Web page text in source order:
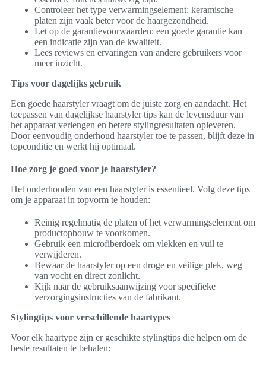
Controleer het type verwarmingselement: keramische
platen zijn vaak beter voor de haargezondheid.
Let op de garantievoorwaarden: een goede garantie kan
een indicatie zijn van de kwaliteit.
Lees reviews en ervaringen van andere gebruikers voor
meer inzicht.
Tips voor dagelijks gebruik
Een goede haarstyler vraagt om de juiste zorg en aandacht. Het
toepassen van dagelijkse haarstyler tips kan de levensduur van
het apparaat verlengen en betere stylingresultaten opleveren.
Door eenvoudig onderhoud haarstyler toe te passen, blijft deze in
topconditie en werkt hij optimaal.
Hoe zorg je goed voor je haarstyler?
Het onderhouden van een haarstyler is essentieel. Volg deze tips
om je apparaat in topvorm te houden:
Reinig regelmatig de platen of het verwarmingselement om
productopbouw te voorkomen.
Gebruik een microfiberdoek om vlekken en vuil te
verwijderen.
Bewaar de haarstyler op een droge en veilige plek, weg
van vocht en direct zonlicht.
Kijk naar de gebruiksaanwijzing voor specifieke
verzorgingsinstructies van de fabrikant.
Stylingtips voor verschillende haartypes
Voor elk haartype zijn er geschikte stylingtips die helpen om de
beste resultaten te behalen: